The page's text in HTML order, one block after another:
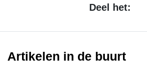
Deel het:
Artikelen in de buurt